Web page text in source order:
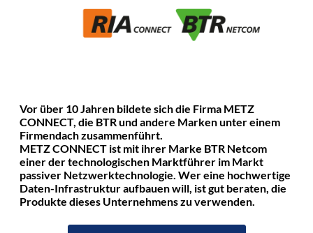
Vor über 10 Jahren bildete sich die Firma METZ
CONNECT, die BTR und andere Marken unter einem
Firmendach zusammenführt.
METZ CONNECT ist mit ihrer Marke BTR Netcom
einer der technologischen Marktführer im Markt
passiver Netzwerktechnologie. Wer eine hochwertige
Daten-Infrastruktur aufbauen will, ist gut beraten, die
Produkte dieses Unternehmens zu verwenden.